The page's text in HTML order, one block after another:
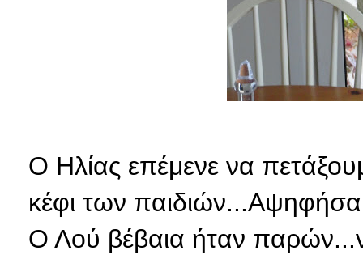
Ο Ηλίας επέμενε να
κέφι των
Ο Λού βέβαια ήταν